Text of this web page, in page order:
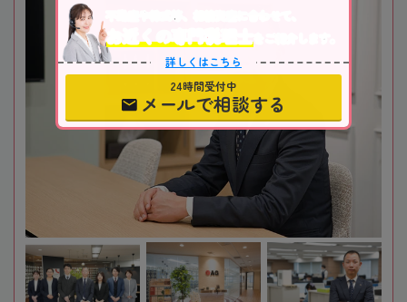
不動産や株式等、相続資産に合わせて、
お近くの専門税理士
をご紹介します。
詳しくはこちら
24時間受付中
メールで相談する